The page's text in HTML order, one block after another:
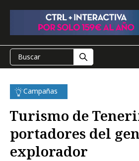
Campañas
Turismo de
portadores del gen
explorador